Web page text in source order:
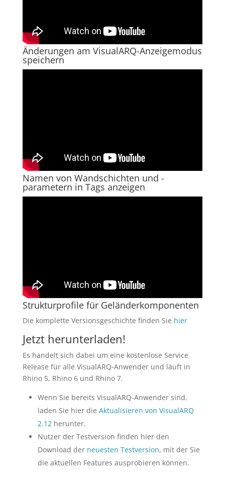
Änderungen am VisualARQ-Anzeigemodus
speichern
Namen von Wandschichten und -
parametern in Tags anzeigen
Strukturprofile für Geländerkomponenten
Die komplette Versionsgeschichte finden Sie hier
Jetzt herunterladen!
Es handelt sich dabei um eine kostenlose Service
Release für alle VisualARQ-Anwender und läuft in
Rhino 5, Rhino 6 und Rhino 7.
Wenn Sie bereits VisualARQ-Anwender sind,
laden Sie hier die Aktualisieren von VisualARQ
2.12herunter.
Nutzer der Testversion finden hier den
Download der neuesten Testversion, mit der Sie
die aktuellen Features ausprobieren können.